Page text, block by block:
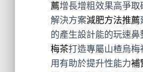
薦增長增粗效果高爭
解決方案減肥方法推薦
的產生設計能的玩速鼻
梅茶打造專屬山楂烏
用有助於提升性能力補